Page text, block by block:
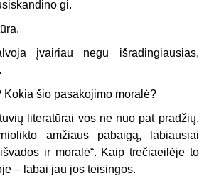
gi.
įvairiau negu išradingiausias,
Kokia šio pasakojimo moralė?
literatūrai vos ne nuo pat pradžių,
amžiaus pabaigą, labiausiai
ir moralė“. Kaip trečiaeilėje to
– labai jau jos teisingos.